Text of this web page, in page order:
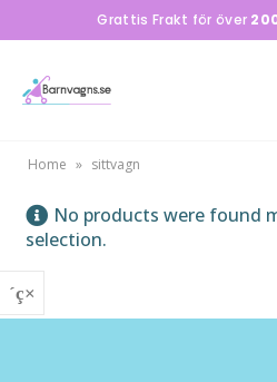
Grattis Frakt för över
Home » sittvagn
No products were found
selection.